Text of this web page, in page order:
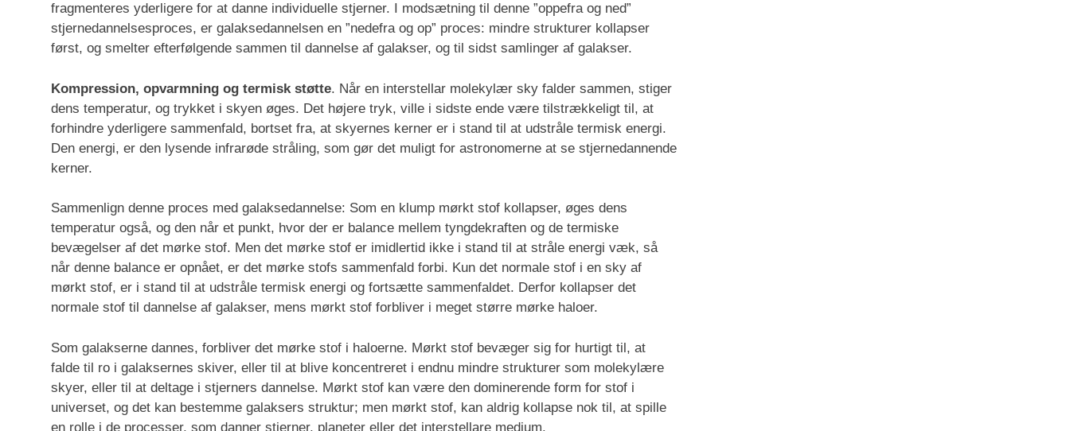
fragmenteres yderligere for at danne individuelle stjerner. I modsætning til denne ”oppefra og ned”
stjernedannelsesproces, er galaksedannelsen en ”nedefra og op” proces: mindre strukturer kollapser
først, og smelter efterfølgende sammen til dannelse af galakser, og til sidst samlinger af galakser.
Kompression, opvarmning og termisk støtte. Når en interstellar molekylær sky falder sammen, stiger
dens temperatur, og trykket i skyen øges. Det højere tryk, ville i sidste ende være tilstrækkeligt til, at
forhindre yderligere sammenfald, bortset fra, at skyernes kerner er i stand til at udstråle termisk energi.
Den energi, er den lysende infrarøde stråling, som gør det muligt for astronomerne at se stjernedannende
kerner.
Sammenlign denne proces med galaksedannelse: Som en klump mørkt stof kollapser, øges dens
temperatur også, og den når et punkt, hvor der er balance mellem tyngdekraften og de termiske
bevægelser af det mørke stof. Men det mørke stof er imidlertid ikke i stand til at stråle energi væk, så
når denne balance er opnået, er det mørke stofs sammenfald forbi. Kun det normale stof i en sky af
mørkt stof, er i stand til at udstråle termisk energi og fortsætte sammenfaldet. Derfor kollapser det
normale stof til dannelse af galakser, mens mørkt stof forbliver i meget større mørke haloer.
Som galakserne dannes, forbliver det mørke stof i haloerne. Mørkt stof bevæger sig for hurtigt til, at
falde til ro i galaksernes skiver, eller til at blive koncentreret i endnu mindre strukturer som molekylære
skyer, eller til at deltage i stjerners dannelse. Mørkt stof kan være den dominerende form for stof i
universet, og det kan bestemme galaksers struktur; men mørkt stof, kan aldrig kollapse nok til, at spille
en rolle i de processer, som danner stjerner, planeter eller det interstellare medium.